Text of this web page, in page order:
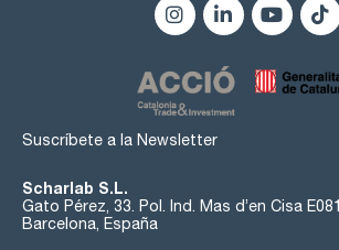
Suscríbete a la Newsletter
Scharlab S.L.
Gato Pérez, 33. Pol. Ind. Mas d’en Cisa
Barcelona, España